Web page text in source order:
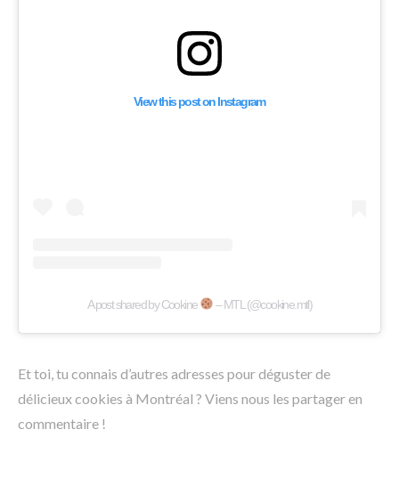
View this post on Instagram
A post shared by Cookine – MTL (@cookine.mtl)
Et toi, tu connais d’autres adresses pour déguster de
délicieux cookies à Montréal ? Viens nous les partager en
commentaire !